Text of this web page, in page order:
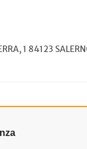
1 84123